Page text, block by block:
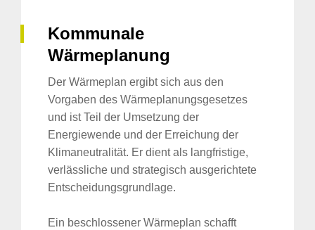
Kommunale
Wärmeplanung
Der Wärmeplan ergibt sich aus den
Vorgaben des Wärmeplanungsgesetzes
und ist Teil der Umsetzung der
Energiewende und der Erreichung der
Klimaneutralität. Er dient als langfristige,
verlässliche und strategisch ausgerichtete
Entscheidungsgrundlage.
Ein beschlossener Wärmeplan schafft